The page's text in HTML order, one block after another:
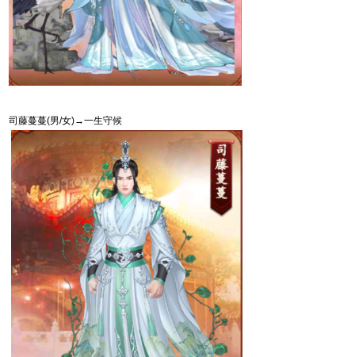
司藤蔓蔓(男/女)→一生守候